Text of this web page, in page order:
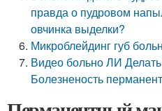
правда о пудровом
овчинка выделки?
Микроблейдинг губ
Видео больно ЛИ
Болезненость